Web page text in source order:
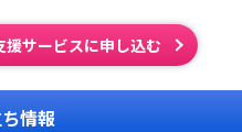
援サービスに申し込む
情報